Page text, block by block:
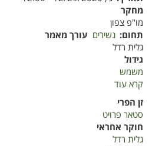
מחקר
מו"פ צפון
תחום נשירים עורך מאמר
גלית רדל
גידול
משמש
קרא עוד
משמש
פטנט
זן הפרי
סטאר פרויט
חוקר אחראי
גלית רדל